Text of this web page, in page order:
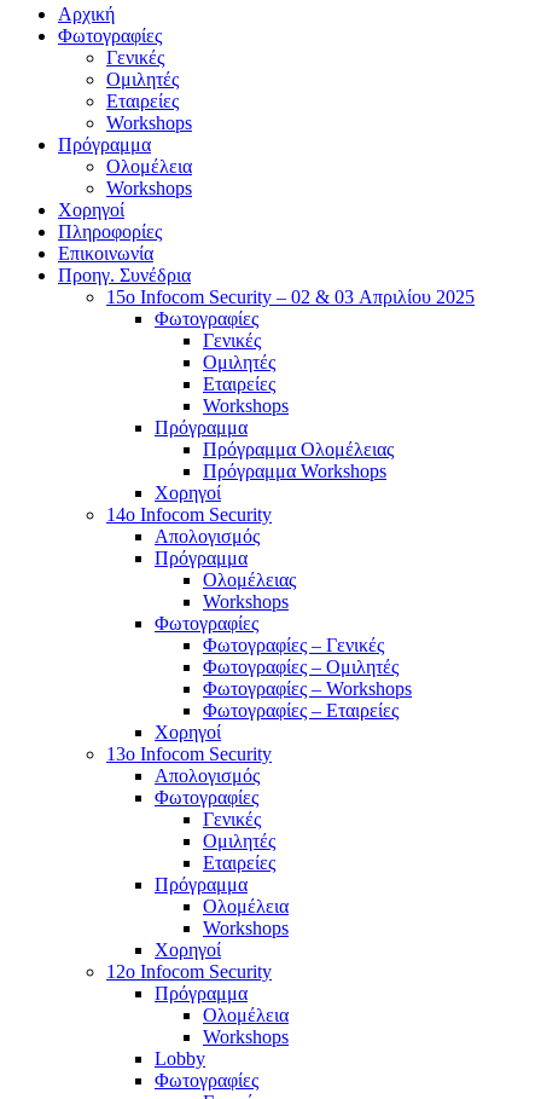
Αρχική
Φωτογραφίες
Γενικές
Ομιλητές
Εταιρείες
Workshops
Πρόγραμμα
Ολομέλεια
Workshops
Χορηγοί
Πληροφορίες
Επικοινωνία
Προηγ. Συνέδρια
15o Infocom Security – 02 & 03 Απριλίου 2025
Φωτογραφίες
Γενικές
Ομιλητές
Εταιρείες
Workshops
Πρόγραμμα
Πρόγραμμα Ολομέλειας
Πρόγραμμα Workshops
Χορηγοί
14o Infocom Security
Απολογισμός
Πρόγραμμα
Ολομέλειας
Workshops
Φωτογραφίες
Φωτογραφίες – Γενικές
Φωτογραφίες – Ομιλητές
Φωτογραφίες – Workshops
Φωτογραφίες – Εταιρείες
Χορηγοί
13o Infocom Security
Απολογισμός
Φωτογραφίες
Γενικές
Ομιλητές
Εταιρείες
Πρόγραμμα
Ολομέλεια
Workshops
Χορηγοί
12o Infocom Security
Πρόγραμμα
Ολομέλεια
Workshops
Lobby
Φωτογραφίες